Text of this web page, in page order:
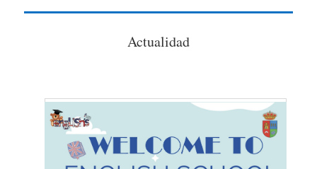
Actualidad